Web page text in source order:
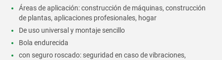
Áreas de aplicación: construcción de máquinas, construcción
de plantas, aplicaciones profesionales, hogar
De uso universal y montaje sencillo
Bola endurecida
con seguro roscado: seguridad en caso de vibraciones,